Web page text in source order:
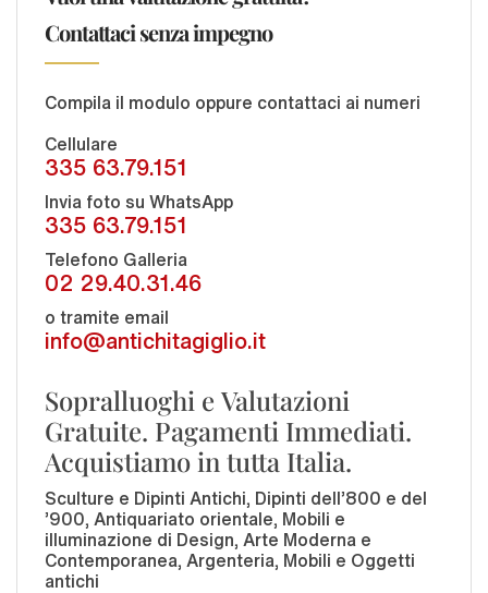
Contattaci senza impegno
Compila il modulo oppure contattaci ai numeri
Cellulare
335 63.79.151
Invia foto su WhatsApp
335 63.79.151
Telefono Galleria
02 29.40.31.46
o tramite email
info@antichitagiglio.it
Sopralluoghi e Valutazioni
Gratuite. Pagamenti Immediati.
Acquistiamo in tutta Italia.
Sculture e Dipinti Antichi, Dipinti dell'800 e del
'900, Antiquariato orientale, Mobili e
illuminazione di Design, Arte Moderna e
Contemporanea, Argenteria, Mobili e Oggetti
antichi